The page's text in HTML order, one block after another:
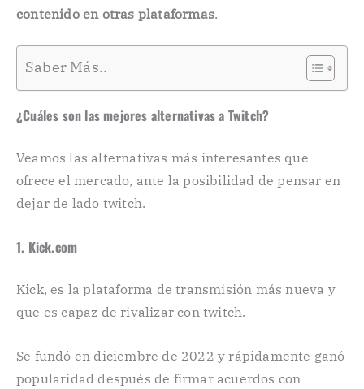
contenido en otras plataformas.
Saber Más..
¿Cuáles son las mejores alternativas a Twitch?
Veamos las alternativas más interesantes que
ofrece el mercado, ante la posibilidad de pensar en
dejar de lado twitch.
1. Kick.com
Kick, es la plataforma de transmisión más nueva y
que es capaz de rivalizar con twitch.
Se fundó en diciembre de 2022 y rápidamente ganó
popularidad después de firmar acuerdos con